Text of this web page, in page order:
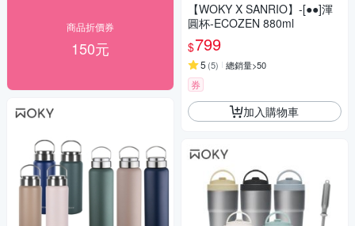
商品折價券
150元
【WOKY X SANRIO】-[●●]渾
圓杯-ECOZEN 880ml
$799
5 (5) 總銷量>50
券
加入購物車